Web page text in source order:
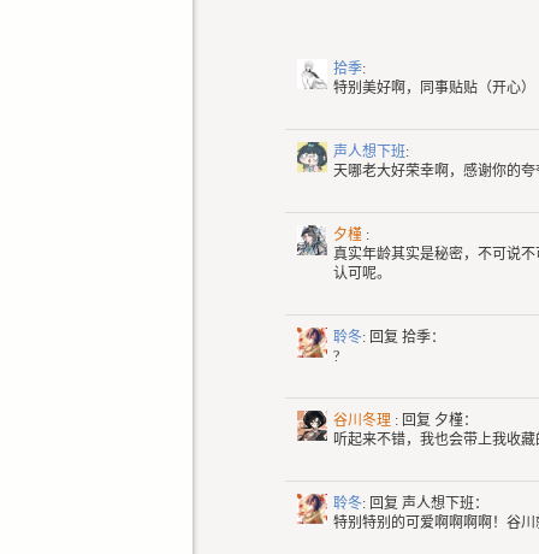
拾季:
特别美好啊，同事贴贴（开心）
声人想下班:
天哪老大好荣幸啊，感谢你的
夕槿 :
真实年龄其实是秘密，不可说
认可呢。
聆冬: 回复 拾季：
?
谷川冬理: 回复 夕槿：
听起来不错，我也会带上我收
聆冬: 回复 声人想下班：
特别特别的可爱啊啊啊啊！谷